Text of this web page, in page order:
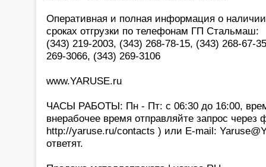
Оперативная и полная информация о
сроках отгрузки по телефонам ГП Стальмаш:
(343) 219-2003, (343) 268-78-15, (343) 268-67-
269-3066, (343) 269-3106
www.YARUSE.ru
ЧАСЫ РАБОТЫ: Пн - Пт: с 06:30 до 16:00,
внерабочее время отправляйте запрос через
http://yaruse.ru/contacts ) или E-mail:
ответят.